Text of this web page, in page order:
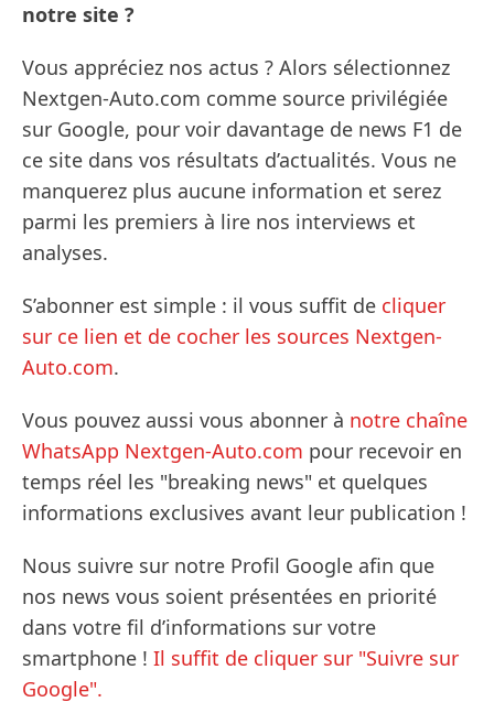
notre site ?
Vous appréciez nos actus ? Alors sélectionnez
Nextgen-Auto.com comme source privilégiée
sur Google, pour voir davantage de news F1 de
ce site dans vos résultats d’actualités. Vous ne
manquerez plus aucune information et serez
parmi les premiers à lire nos interviews et
analyses.
S’abonner est simple : il vous suffit de cliquer
sur ce lien et de cocher les sources Nextgen-
Auto.com.
Vous pouvez aussi vous abonner à notre chaîne
WhatsApp Nextgen-Auto.com pour recevoir en
temps réel les "breaking news" et quelques
informations exclusives avant leur publication !
Nous suivre sur notre Profil Google afin que
nos news vous soient présentées en priorité
dans votre fil d’informations sur votre
smartphone ! Il suffit de cliquer sur "Suivre sur
Google".